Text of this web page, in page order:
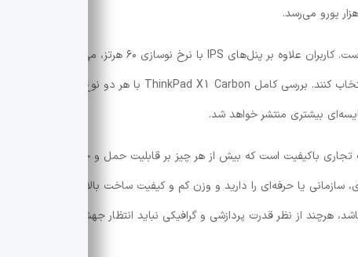
از نظر نمایشگر نیز شرایط دو مدل تقریباً یکسان است. کاربران علاوه بر پنل‌های IPS با نرخ نوسازی ۶۰ هرتز، می‌توانند نمایشگر
باکیفیت است که بیش از هر چیز بر قابلیت حمل و جابه‌جایی آسان تمرکز
سازمانی یا حرفه‌ای را دارید و وزن کم و کیفیت ساخت بالا برایتان اهمیت دارد،
هرچند از نظر قدرت پردازشی و گرافیکی نباید انتظار جهش چشمگیری نسبت